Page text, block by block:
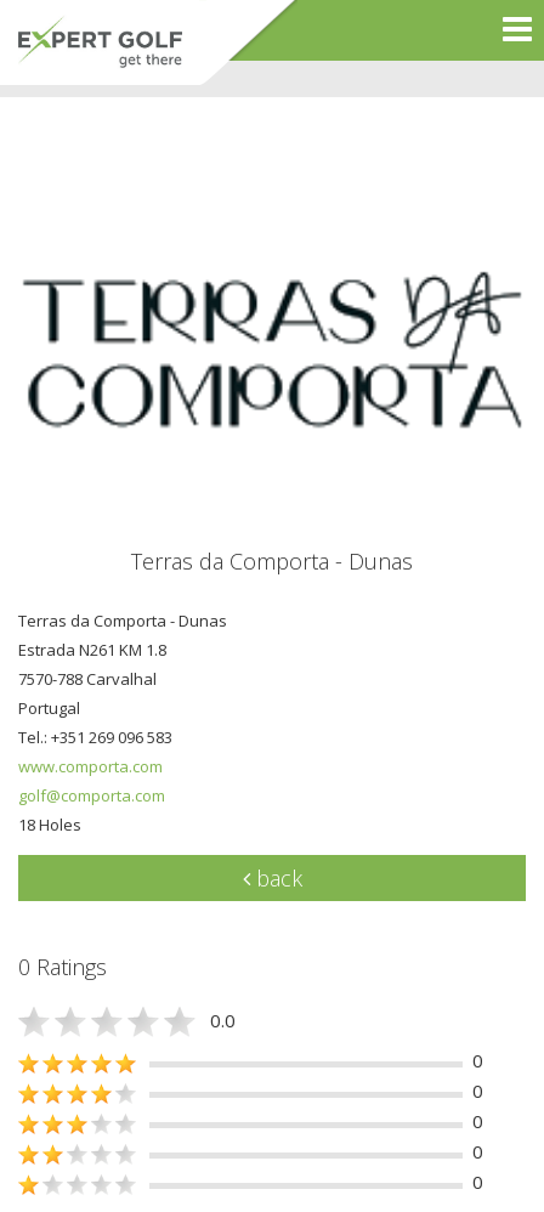
Terras da Comporta - Dunas
Terras da Comporta - Dunas
Estrada N261 KM 1.8
7570-788 Carvalhal
Portugal
Tel.: +351 269 096 583
www.comporta.com
golf@comporta.com
18 Holes
back
0 Ratings
0.0
0
0
0
0
0